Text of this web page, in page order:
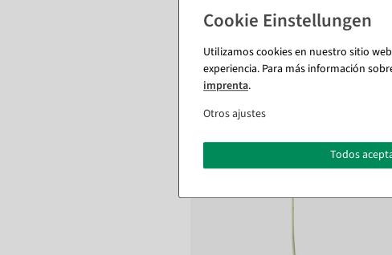
Utilizamos cookies en nuestro sitio
experiencia. Para más información
imprenta.
Otros ajustes
Todos